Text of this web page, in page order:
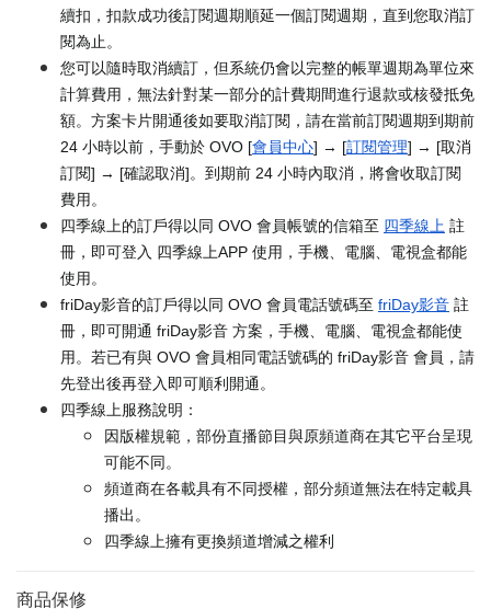
續扣，扣款成功後訂閱週期順延一個訂閱週期，直到您取消訂
閱為止。
您可以隨時取消續訂，但系統仍會以完整的帳單週期為單位來
計算費用，無法針對某一部分的計費期間進行退款或核發抵免
額。方案卡片開通後如要取消訂閱，請在當前訂閱週期到期前
24 小時以前，手動於 OVO [會員中心] → [訂閱管理] → [取消
訂閱] → [確認取消]。到期前 24 小時內取消，將會收取訂閱
費用。
四季線上的訂戶得以同 OVO 會員帳號的信箱至 四季線上 註
冊，即可登入 四季線上APP 使用，手機、電腦、電視盒都能
使用。
friDay影音的訂戶得以同 OVO 會員電話號碼至 friDay影音 註
冊，即可開通 friDay影音 方案，手機、電腦、電視盒都能使
用。若已有與 OVO 會員相同電話號碼的 friDay影音 會員，請
先登出後再登入即可順利開通。
四季線上服務說明：
因版權規範，部份直播節目與原頻道商在其它平台呈現
可能不同。
頻道商在各載具有不同授權，部分頻道無法在特定載具
播出。
四季線上擁有更換頻道增減之權利
商品保修